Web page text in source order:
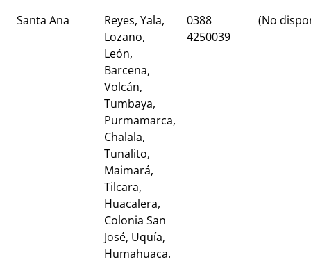
Santa Ana
Reyes, Yala,
Lozano,
León,
Barcena,
Volcán,
Tumbaya,
Purmamarca,
Chalala,
Tunalito,
Maimará,
Tilcara,
Huacalera,
Colonia San
José, Uquía,
Humahuaca.
0388
4250039
(No